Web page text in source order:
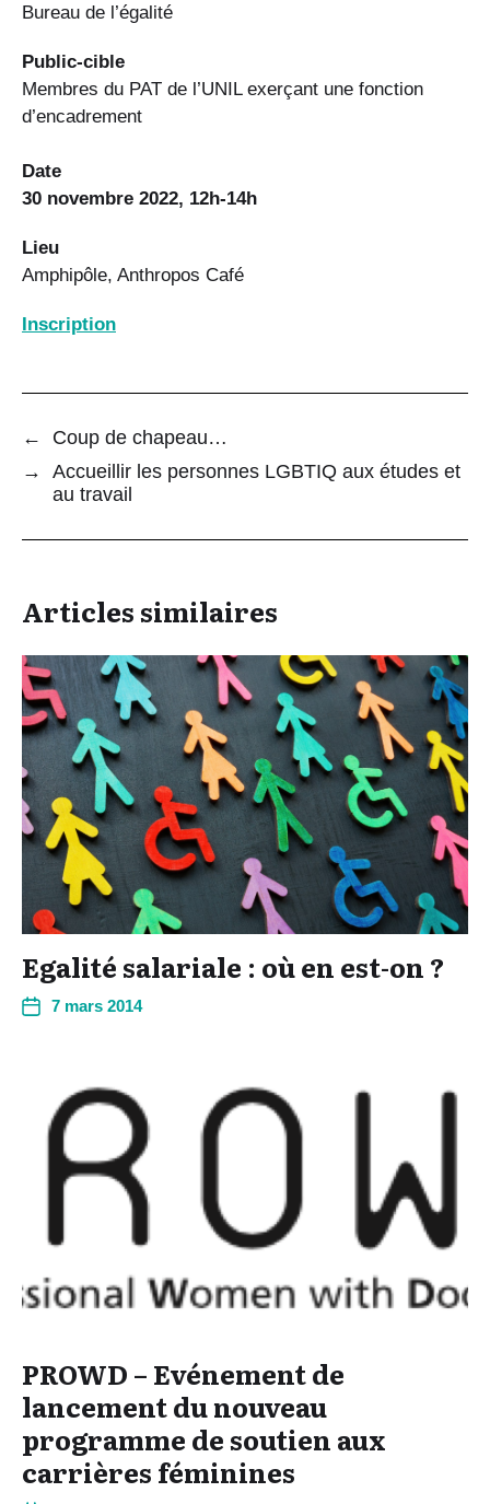
Bureau de l’égalité
Public-cible
Membres du PAT de l’UNIL exerçant une fonction
d’encadrement
Date
30 novembre 2022, 12h-14h
Lieu
Amphipôle, Anthropos Café
Inscription
←
Coup de chapeau…
→
Accueillir les personnes LGBTIQ aux études et
au travail
Articles similaires
Egalité salariale : où en est-on ?
7 mars 2014
PROWD – Evénement de
lancement du nouveau
programme de soutien aux
carrières féminines